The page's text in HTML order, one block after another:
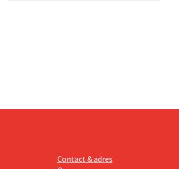
Contact & adres